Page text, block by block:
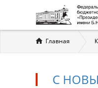
Вы
здесь
Главная
С